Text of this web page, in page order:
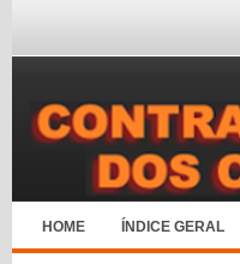
HOME ÍNDICE GERAL